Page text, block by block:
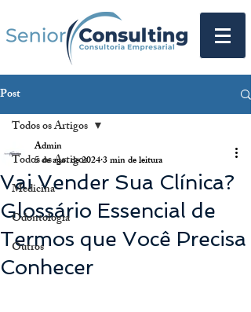
Post
Todos os Artigos
Medicina
Odontologia
Outros
Todos os Artigos
Vai Vender Sua Clínica?
Glossário Essencial de
Termos que Você Precisa
Conhecer
Admin
5 de ago. de 20243 min de leitura